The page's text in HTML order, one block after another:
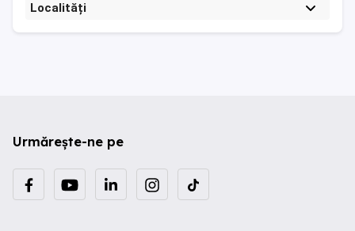
Localități
Urmărește-ne pe